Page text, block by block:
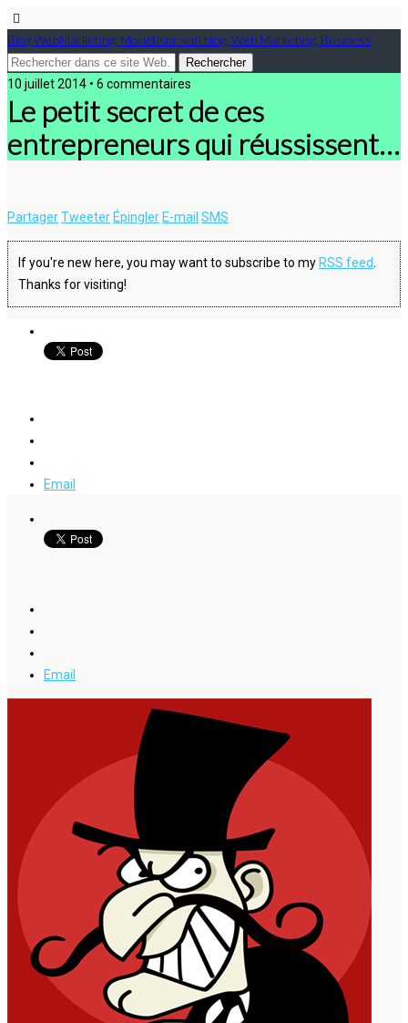
Blog WebMarketing, Monétiser son blog, Web Marketing, Business
10 juillet 2014 • 6 commentaires
Le petit secret de ces
entrepreneurs qui réussissent…
PartagerTweeter Épingler E-mail SMS
If you're new here, you may want to subscribe to my RSS feed.
Thanks for visiting!
Email
Email